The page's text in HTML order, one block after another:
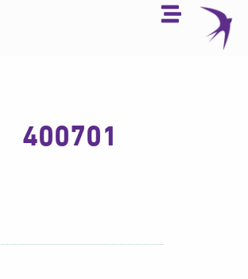
تخطي
المحتوى
400701